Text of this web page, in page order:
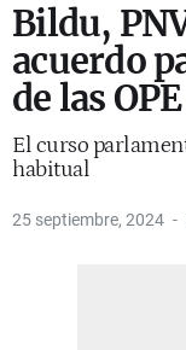
Bildu,
acuerdo
de las
El curso
habitual
25 septiembre, 2024